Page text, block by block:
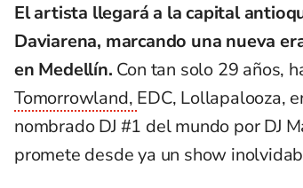
El artista llegará a la capital
Daviarena, marcando una nueva
en Medellín. Con tan solo 29 años,
Tomorrowland, EDC, Lollapalooza,
nombrado DJ #1 del mundo por DJ
promete desde ya un show